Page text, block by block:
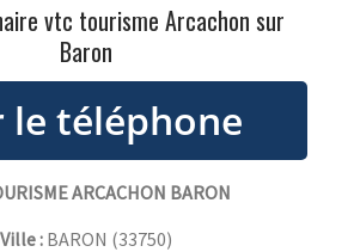
vtc tourisme Arcachon sur
Baron
ARCACHON BARON
Ville : BARON (33750)